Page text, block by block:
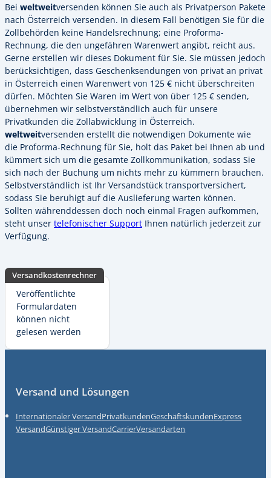
Bei weltweitversenden können Sie auch als Privatperson Pakete
nach Österreich versenden. In diesem Fall benötigen Sie für die
Zollbehörden keine Handelsrechnung; eine Proforma-
Rechnung, die den ungefähren Warenwert angibt, reicht aus.
Gerne erstellen wir dieses Dokument für Sie. Sie müssen jedoch
berücksichtigen, dass Geschenksendungen von privat an privat
in Österreich einen Warenwert von 125 € nicht überschreiten
dürfen. Möchten Sie Waren im Wert von über 125 € senden,
übernehmen wir selbstverständlich auch für unsere
Privatkunden die Zollabwicklung in Österreich.
weltweitversenden erstellt die notwendigen Dokumente wie
die Proforma-Rechnung für Sie, holt das Paket bei Ihnen ab und
kümmert sich um die gesamte Zollkommunikation, sodass Sie
sich nach der Buchung um nichts mehr zu kümmern brauchen.
Selbstverständlich ist Ihr Versandstück transportversichert,
sodass Sie beruhigt auf die Auslieferung warten können.
Sollten währenddessen doch noch einmal Fragen aufkommen,
steht unser telefonischer Support Ihnen natürlich jederzeit zur
Verfügung.
Versandkostenrechner
Veröffentlichte
Formulardaten
können nicht
gelesen werden
Versand und Lösungen
Internationaler VersandPrivatkundenGeschäftskundenExpress
VersandGünstiger VersandCarrierVersandarten